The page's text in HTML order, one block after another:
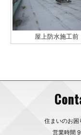
屋上防水施工前
住まいのお困
営業時間